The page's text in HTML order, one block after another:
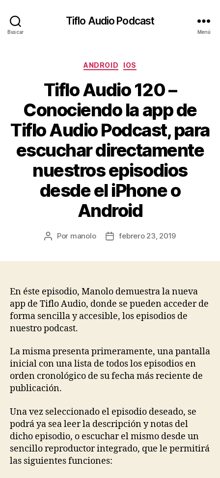
Buscar
Tiflo Audio Podcast
Menú
Categorías
ANDROID IOS
Tiflo Audio 120 –
Conociendo la app de
Tiflo Audio Podcast, para
escuchar directamente
nuestros episodios
desde el iPhone o
Android
Autor
Por manolo
Fechafebrero 23, 2019
En éste episodio, Manolo demuestra la nueva
app de Tiflo Audio, donde se pueden acceder de
forma sencilla y accesible, los episodios de
nuestro podcast.
La misma presenta primeramente, una pantalla
inicial con una lista de todos los episodios en
orden cronológico de su fecha más reciente de
publicación.
Una vez seleccionado el episodio deseado, se
podrá ya sea leer la descripción y notas del
dicho episodio, o escuchar el mismo desde un
sencillo reproductor integrado, que le permitirá
las siguientes funciones: